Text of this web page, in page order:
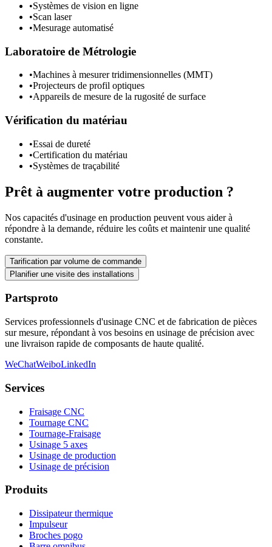
•Systèmes de vision en ligne
•Scan laser
•Mesurage automatisé
Laboratoire de Métrologie
•Machines à mesurer tridimensionnelles (MMT)
•Projecteurs de profil optiques
•Appareils de mesure de la rugosité de surface
Vérification du matériau
•Essai de dureté
•Certification du matériau
•Systèmes de traçabilité
Prêt à augmenter votre production ?
Nos capacités d'usinage en production peuvent vous aider à
répondre à la demande, réduire les coûts et maintenir une qualité
constante.
Tarification par volume de commande
Planifier une visite des installations
Partsproto
Services professionnels d'usinage CNC et de fabrication de pièces
sur mesure, répondant à vos besoins en usinage de précision avec
une livraison rapide de composants de haute qualité.
WeChatWeiboLinkedIn
Services
Fraisage CNC
Tournage CNC
Tournage-Fraisage
Usinage 5 axes
Usinage de production
Usinage de précision
Produits
Dissipateur thermique
Impulseur
Broches pogo